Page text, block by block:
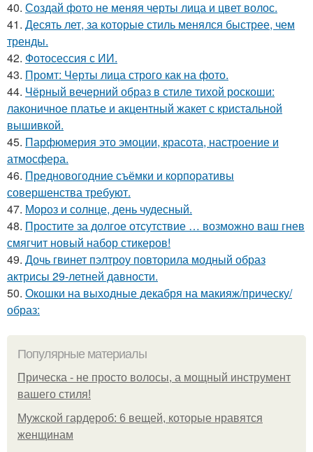
40. Создай фото не меняя черты лица и цвет волос.
41. Десять лет, за которые стиль менялся быстрее, чем
тренды.
42. Фотосессия с ИИ.
43. Промт: Черты лица строго как на фото.
44. Чёрный вечерний образ в стиле тихой роскоши:
лаконичное платье и акцентный жакет с кристальной
вышивкой.
45. Парфюмерия это эмоции, красота, настроение и
атмосфера.
46. Предновогодние съёмки и корпоративы
совершенства требуют.
47. Мороз и солнце, день чудесный.
48. Простите за долгое отсутствие … возможно ваш гнев
смягчит новый набор стикеров!
49. Дочь гвинет пэлтроу повторила модный образ
актрисы 29-летней давности.
50. Окошки на выходные декабря на макияж/прическу/
образ:
Популярные материалы
Прическа - не просто волосы, а мощный инструмент
вашего стиля!
Мужской гардероб: 6 вещей, которые нравятся
женщинам